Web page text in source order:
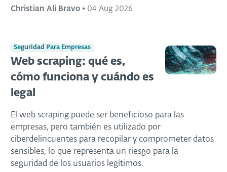
Christian Ali Bravo • 04 Aug 2026
Seguridad Para Empresas
Web scraping: qué es,
cómo funciona y cuándo es
legal
El web scraping puede ser beneficioso para las
empresas, pero también es utilizado por
ciberdelincuentes para recopilar y comprometer datos
sensibles, lo que representa un riesgo para la
seguridad de los usuarios legítimos.